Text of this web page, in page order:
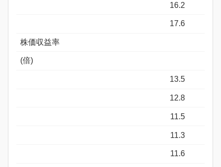
16.2
17.6
株価収益率
(倍)
13.5
12.8
11.5
11.3
11.6